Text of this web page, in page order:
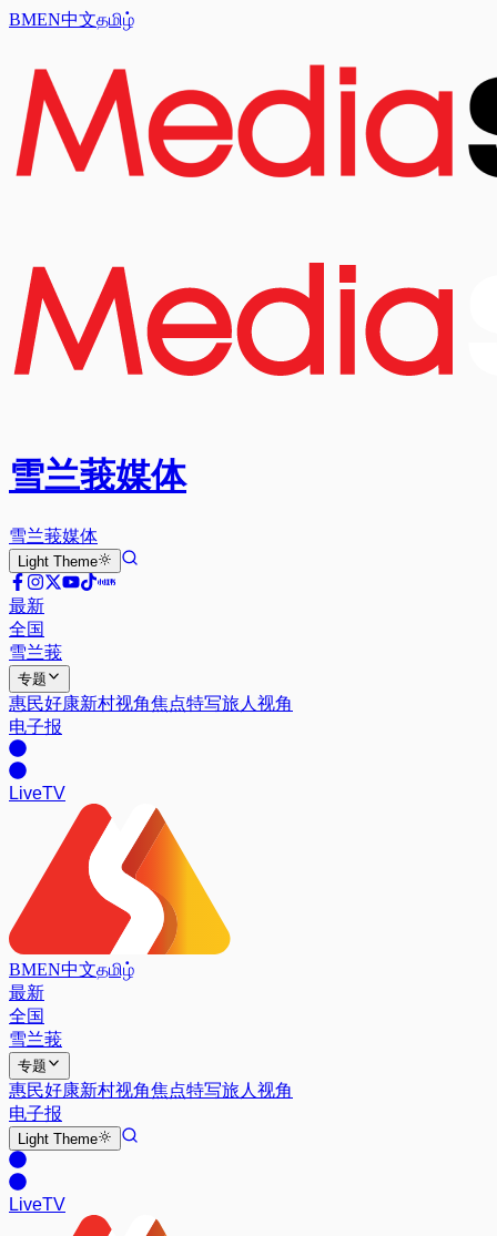
BMEN中文தமிழ்
雪兰莪媒体
雪兰莪媒体
Light Theme
最新
全国
雪兰莪
专题
惠民好康新村视角焦点特写旅人视角
电子报
LiveTV
BMEN中文தமிழ்
最新
全国
雪兰莪
专题
惠民好康新村视角焦点特写旅人视角
电子报
Light Theme
LiveTV